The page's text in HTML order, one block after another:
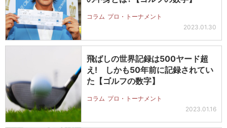
コラム プロ・トーナメント
2023.01.30
飛ばしの世界記録は500ヤード超
え! しかも50年前に記録されてい
た【ゴルフの数字】
コラム プロ・トーナメント
2023.01.16